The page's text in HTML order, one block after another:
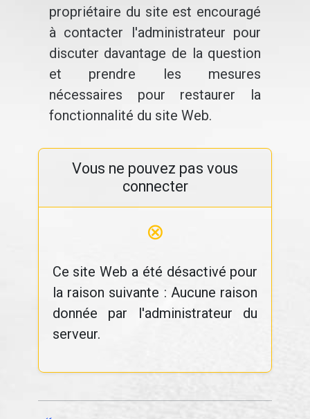
propriétaire du site est encouragé
à contacter l'administrateur pour
discuter davantage de la question
et prendre les mesures
nécessaires pour restaurer la
fonctionnalité du site Web.
Vous ne pouvez pas vous
connecter
⊗
Ce site Web a été désactivé pour
la raison suivante : Aucune raison
donnée par l'administrateur du
serveur.